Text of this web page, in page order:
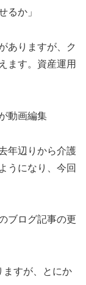
るか」
ありますが、ク
ます。資産運用
動画編集
年辺りから介護
うになり、今回
ブログ記事の更
ますが、とにか